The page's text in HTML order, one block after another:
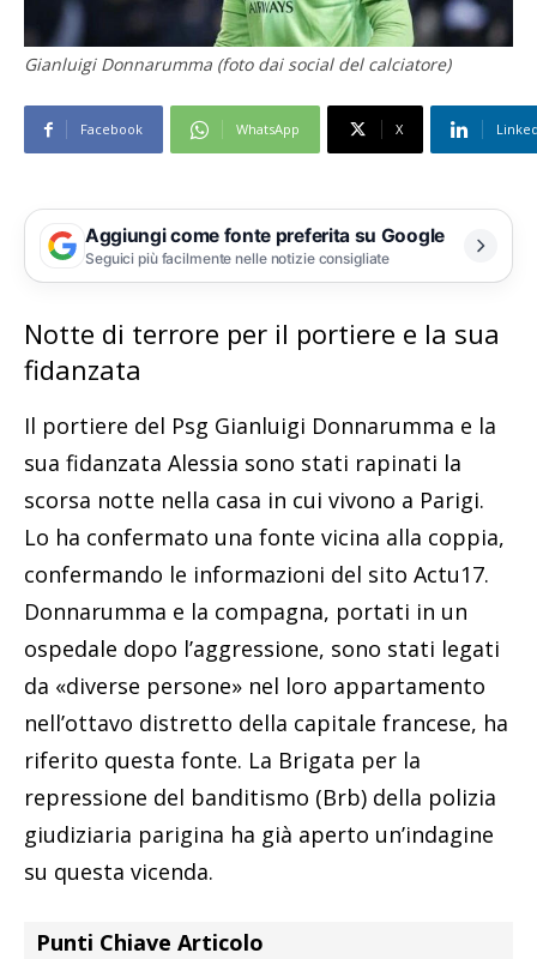
Gianluigi Donnarumma (foto dai social del calciatore)
Facebook WhatsApp X
Aggiungi come fonte preferita su Google
Seguici più facilmente nelle notizie consigliate
Notte di terrore per il portiere e la sua
fidanzata
Il portiere del Psg Gianluigi Donnarumma e la
sua fidanzata Alessia sono stati rapinati la
scorsa notte nella casa in cui vivono a Parigi.
Lo ha confermato una fonte vicina alla coppia,
confermando le informazioni del sito Actu17.
Donnarumma e la compagna, portati in un
ospedale dopo l’aggressione, sono stati legati
da «diverse persone» nel loro appartamento
nell’ottavo distretto della capitale francese, ha
riferito questa fonte. La Brigata per la
repressione del banditismo (Brb) della polizia
giudiziaria parigina ha già aperto un’indagine
su questa vicenda.
Punti Chiave Articolo